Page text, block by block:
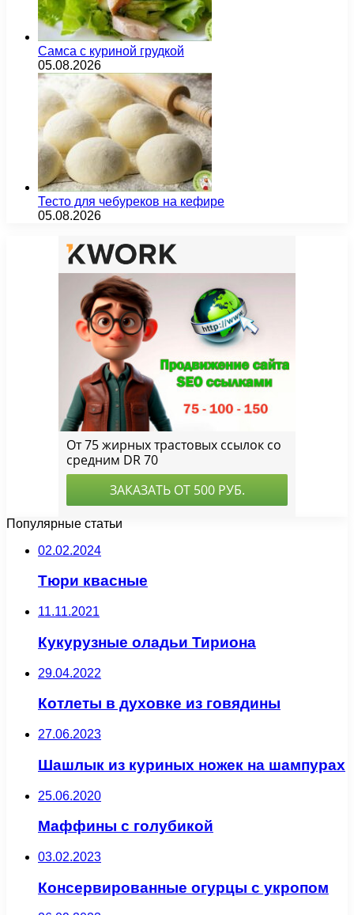
Самса с куриной грудкой
05.08.2026
Тесто для чебуреков на кефире
05.08.2026
Популярные статьи
02.02.2024
Тюри квасные
11.11.2021
Кукурузные оладьи Тириона
29.04.2022
Котлеты в духовке из говядины
27.06.2023
Шашлык из куриных ножек на шампурах
25.06.2020
Маффины с голубикой
03.02.2023
Консервированные огурцы с укропом